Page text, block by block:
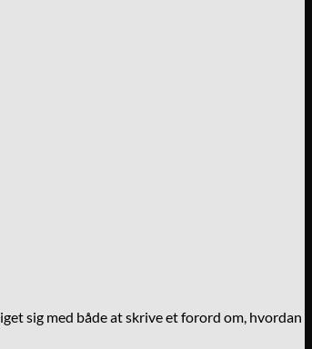
sig med både at skrive et forord om, hvordan